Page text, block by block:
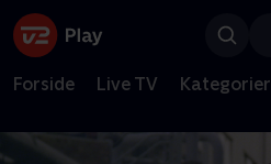
Forside Live TV Kategorier